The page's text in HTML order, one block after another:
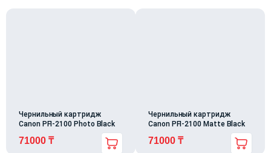
Чернильный картридж
Canon PFI-2100 Photo Black
71000 ₸
Чернильный картридж
Canon PFI-2100 Matte Black
71000 ₸